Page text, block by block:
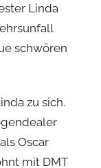
Linda
schwören
zu sich.
Oscar
mit DMT